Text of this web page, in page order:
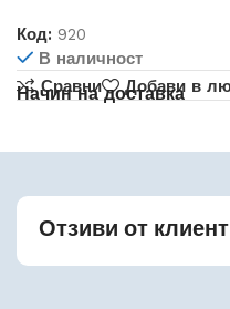
Код: 920
В наличност
Сравни
Добави в
Начин на доставка
Отзиви от